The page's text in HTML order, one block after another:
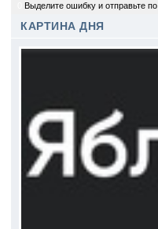
Выделите ошибку и отправьте по
КАРТИНА ДНЯ